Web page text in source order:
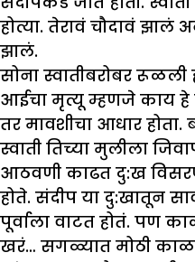
होत्या. तेरावं चौदावं
झालं.
सोना स्वातीबरोबर रूळली
आईचा मृत्यू म्हणजे काय
तर मावशीचा आधार
स्वाती तिच्या मुलीला
आठवणी काढत दु:ख
होते. संदीप या दु:खातून
पूर्वाला वाटत होतं. पण
खरं… सगळ्यात मोठी